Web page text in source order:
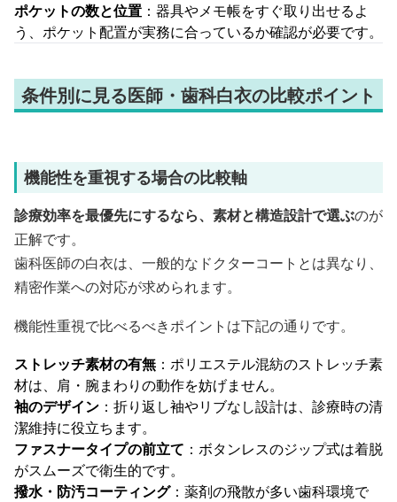
ポケットの数と位置 ：器具やメモ帳をすぐ取り出せるよ
う、ポケット配置が実務に合っているか確認が必要です。
条件別に見る医師・歯科白衣の比較ポイント
機能性を重視する場合の比較軸
診療効率を最優先にするなら、素材と構造設計で選ぶのが
正解です。
歯科医師の白衣は、一般的なドクターコートとは異なり、
精密作業への対応が求められます。
機能性重視で比べるべきポイントは下記の通りです。
ストレッチ素材の有無 ：ポリエステル混紡のストレッチ素
材は、肩・腕まわりの動作を妨げません。
袖のデザイン ：折り返し袖やリブなし設計は、診療時の清
潔維持に役立ちます。
ファスナータイプの前立て ：ボタンレスのジップ式は着脱
がスムーズで衛生的です。
撥水・防汚コーティング：薬剤の飛散が多い歯科環境で